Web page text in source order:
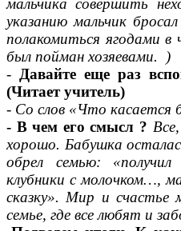
мальчика совершить
указанию мальчик
полакомиться ягодами
был пойман хозяевами. )
- Давайте еще раз
(Читает учитель)
- Со слов «Что касается
- В чем его смысл ?
хорошо. Бабушка
обрел семью:
клубники с молочком…,
сказку». Мир и
семье, где все любят и